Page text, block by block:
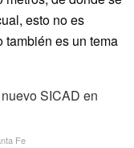
esto no es
también es un tema
Fe